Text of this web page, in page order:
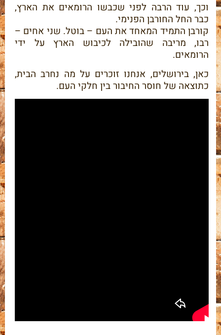
וכך, עוד הרבה לפני שכבשו הרומאים את הארץ,
כבר החל החורבן הפנימי.
קורבן התמיד המאחד את העם – בוטל. שני אחים –
רבו, מריבה שהובילה לכיבוש הארץ על ידי
הרומאים.
כאן, בירושלים, אנחנו זוכרים על מה נחרב הבית,
כתוצאה של חוסר החיבור בין חלקי העם.